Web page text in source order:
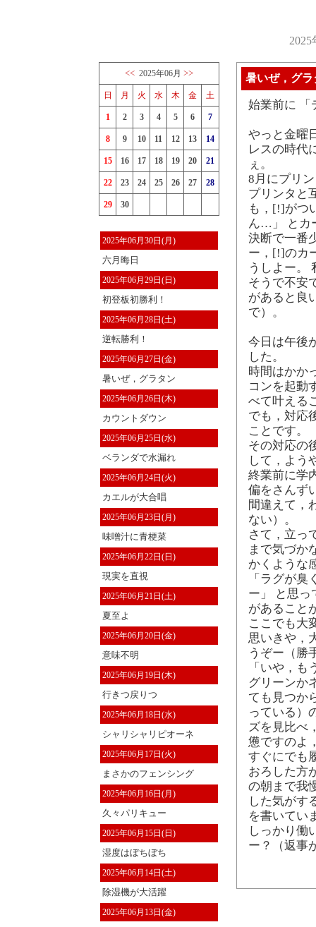
<< 2025年06月 >>
日 月 火 水 木 金 土
1 2 3 4 5 6 7
8 9 10 11 12 13 14
15 16 17 18 19 20 21
22 23 24 25 26 27 28
29 30
2025年06月30日(月)
六月晦日
2025年06月29日(日)
初登板初勝利！
2025年06月28日(土)
逆転勝利！
2025年06月27日(金)
暑いぜ，グラタン
2025年06月26日(木)
カウントダウン
2025年06月25日(水)
ベランダで水漏れ
2025年06月24日(火)
カエルが大合唱
2025年06月23日(月)
味噌汁に青梗菜
2025年06月22日(日)
現実を直視
2025年06月21日(土)
夏至よ
2025年06月20日(金)
意味不明
2025年06月19日(木)
行きつ戻りつ
2025年06月18日(水)
シャリシャリピオーネ
2025年06月17日(火)
まさかのフェンシング
2025年06月16日(月)
久々パリキュー
2025年06月15日(日)
湿度はぼちぼち
2025年06月14日(土)
除湿機が大活躍
2025年06月13日(金)
暑いぜ，グラ
始業前に 「
やっと金曜
レスの時代
ぇ。
8月にプリ
プリンタと
も，[!]がつ
ん…」 とカ
決断で一番
ー，[!]のカ
うしよー。
そうで不安
があると良
で）。
今日は午後
した。
時間はかか
コンを起動
べて叶える
でも，対応
ことです。
その対応の
して，よう
終業前に学
偏をさんず
間違えて，
ない）。
さて，立っ
まで気づか
かくような
「ラグが
ー」 と思っ
があること
ここでも大
思いきや，
うぞー（勝
「いや，
グリーンか
ても見つか
っている）
ズを見比べ
憊ですのよ
すぐにでも
おろした方
の朝まで我
した気がす
を書いてい
しっかり働
ー？（返事